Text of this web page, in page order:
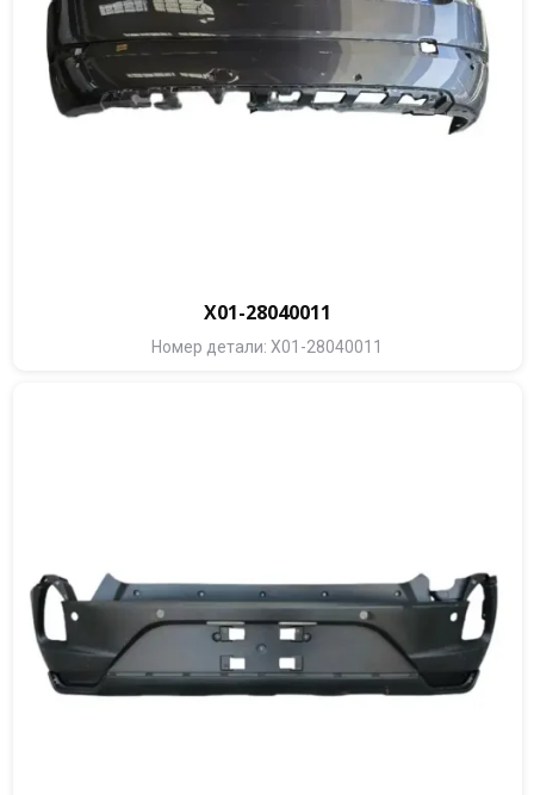
X01-28040011
Номер детали: X01-28040011